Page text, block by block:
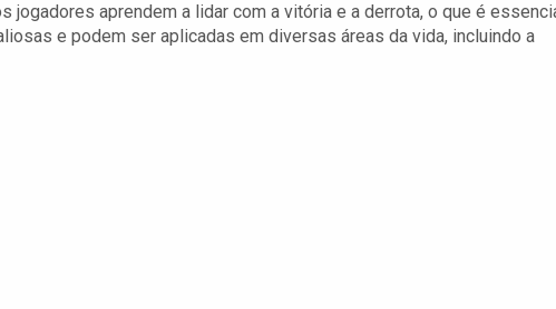
jogadores aprendem a lidar com a vitória e a derrota, o que é
e podem ser aplicadas em diversas áreas da vida, incluindo a